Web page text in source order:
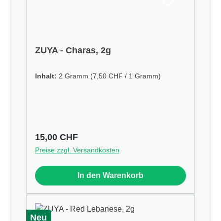
ZUYA - Charas, 2g
Inhalt: 2 Gramm (7,50 CHF / 1 Gramm)
Regulärer Preis:
15,00 CHF
Preise zzgl. Versandkosten
In den Warenkorb
Neu